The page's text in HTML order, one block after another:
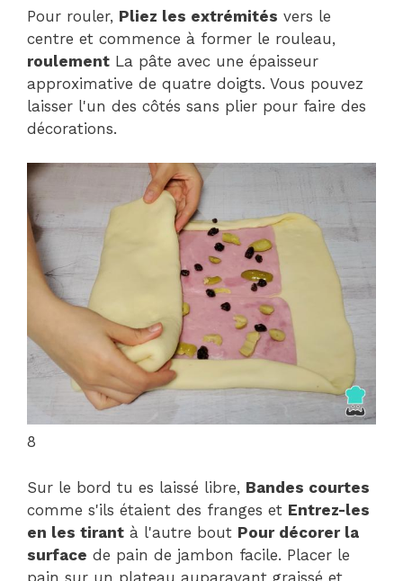
Pour rouler, Pliez les extrémités vers le
centre et commence à former le rouleau,
roulement La pâte avec une épaisseur
approximative de quatre doigts. Vous pouvez
laisser l'un des côtés sans plier pour faire des
décorations.
8
Sur le bord tu es laissé libre, Bandes courtes
comme s'ils étaient des franges et Entrez-les
en les tirant à l'autre bout Pour décorer la
surface de pain de jambon facile. Placer le
pain sur un plateau auparavant graissé et